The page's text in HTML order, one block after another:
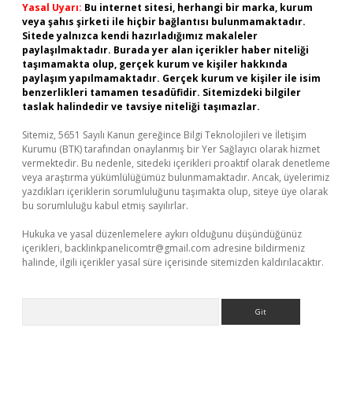
Yasal Uyarı: Bu internet sitesi, herhangi bir marka, kurum
veya şahıs şirketi ile hiçbir bağlantısı bulunmamaktadır.
Sitede yalnızca kendi hazırladığımız makaleler
paylaşılmaktadır. Burada yer alan içerikler haber niteliği
taşımamakta olup, gerçek kurum ve kişiler hakkında
paylaşım yapılmamaktadır. Gerçek kurum ve kişiler ile isim
benzerlikleri tamamen tesadüfidir. Sitemizdeki bilgiler
taslak halindedir ve tavsiye niteliği taşımazlar.
Sitemiz, 5651 Sayılı Kanun gereğince Bilgi Teknolojileri ve İletişim
Kurumu (BTK) tarafından onaylanmış bir Yer Sağlayıcı olarak hizmet
vermektedir. Bu nedenle, sitedeki içerikleri proaktif olarak denetleme
veya araştırma yükümlülüğümüz bulunmamaktadır. Ancak, üyelerimiz
yazdıkları içeriklerin sorumluluğunu taşımakta olup, siteye üye olarak
bu sorumluluğu kabul etmiş sayılırlar.
Hukuka ve yasal düzenlemelere aykırı olduğunu düşündüğünüz
içerikleri, backlinkpanelicomtr@gmail.com adresine bildirmeniz
halinde, ilgili içerikler yasal süre içerisinde sitemizden kaldırılacaktır.